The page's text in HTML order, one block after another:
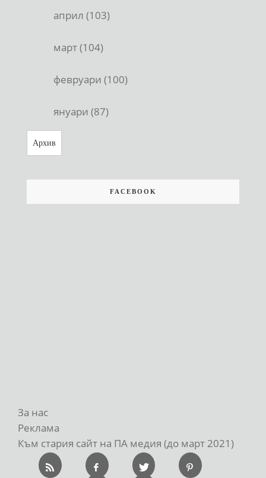
април (103)
март (104)
февруари (100)
януари (87)
Архив
FACEBOOK
За нас
Реклама
Към стария сайт на ПА медия (до март 2021)